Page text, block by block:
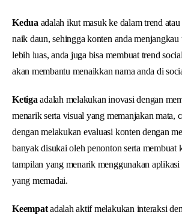
Kedua adalah ikut masuk ke dalam trend
naik daun, sehingga konten anda menjangkau
lebih luas, anda juga bisa membuat trend
akan membantu menaikkan nama anda di
Ketigaadalah melakukan inovasi dengan
menarik serta visual yang memanjakan mata,
dengan melakukan evaluasi konten dengan
banyak disukai oleh penonton serta membuat
tampilan yang menarik menggunakan
yang memadai.
Keempatadalah aktif melakukan interaksi